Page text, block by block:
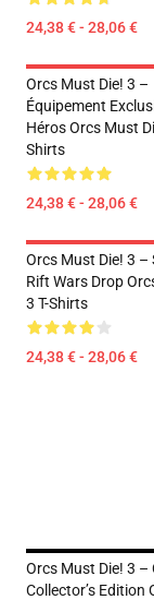
24,38 € - 28,06 €
Orcs Must Die! 3 –
Équipement
Héros Orcs Must
Shirts
24,38 € - 28,06 €
Orcs Must Die! 3 –
Rift Wars Drop
3 T-Shirts
24,38 € - 28,06 €
Orcs Must Die! 3 –
Collector’s Edition